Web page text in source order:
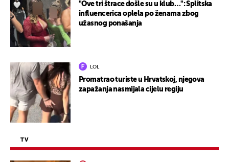
"Ove tri štrace došle su u klub…": Splitska
influencerica oplela po ženama zbog
užasnog ponašanja
LOL
Promatrao turiste u Hrvatskoj, njegova
zapažanja nasmijala cijelu regiju
TV